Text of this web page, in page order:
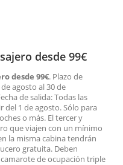
desde 99€
desde 99€. Plazo de
agosto al 30 de
de salida: Todas las
del 1 de agosto. Sólo para
o más. El tercer y
que viajen con un mínimo
la misma cabina tendrán
gratuita. Deben
de ocupación triple